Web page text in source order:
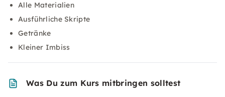
Alle Materialien
Ausführliche Skripte
Getränke
Kleiner Imbiss
Was Du zum Kurs mitbringen solltest